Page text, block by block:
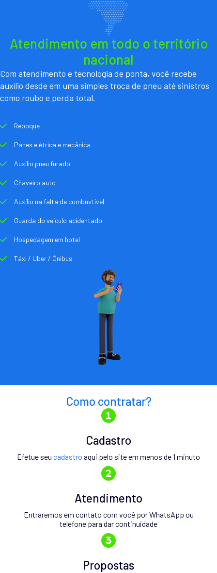
Atendimento em todo o território
nacional
Com atendimento e tecnologia de ponta, você recebe
auxílio desde em uma simples troca de pneu até sinistros
como roubo e perda total.
Reboque
Panes elétrica e mecânica
Auxílio pneu furado
Chaveiro auto
Auxílio na falta de combustível
Guarda do veículo acidentado
Hospedagem em hotel
Táxi / Uber / Ônibus
Como contratar?
Cadastro
Efetue seu cadastro aqui pelo site em menos de 1 minuto
Atendimento
Entraremos em contato com você por WhatsApp ou
telefone para dar continuidade
Propostas